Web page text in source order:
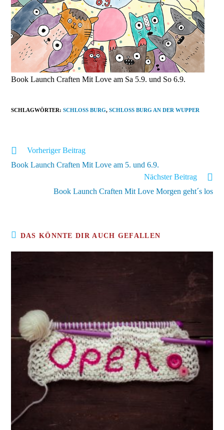
Book Launch Craften Mit Love am Sa 5.9. und So 6.9.
SCHLAGWÖRTER:SCHLOSS BURG, SCHLOSS BURG AN DER WUPPER
Weitere
ansehen
Vorheriger Beitrag
Book Launch Craften Mit Love am 5. und 6.9.
Nächster Beitrag
Book Launch Craften Mit Love Morgen geht´s los
DAS KÖNNTE DIR AUCH GEFALLEN